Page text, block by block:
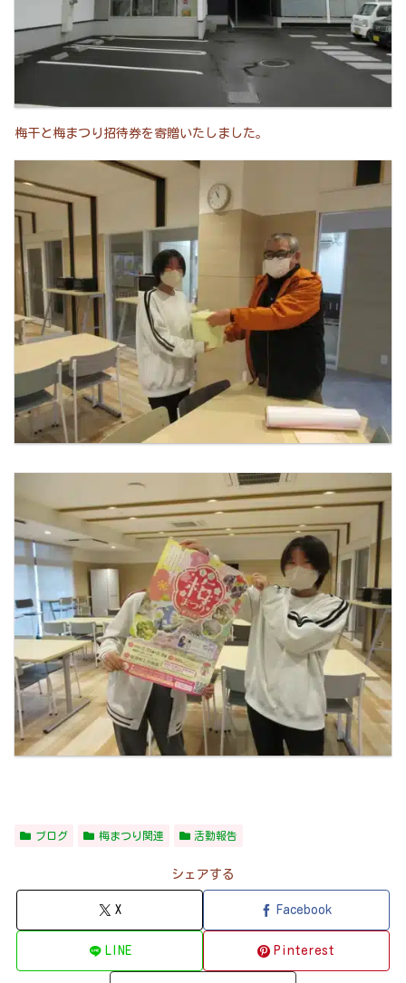
梅干と梅まつり招待券を寄贈いたしました。
ブログ 梅まつり関連 活動報告
シェアする
X Facebook
LINE Pinterest